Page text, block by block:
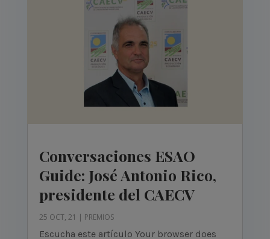
Conversaciones ESAO
Guide: José Antonio Rico,
presidente del CAECV
25 OCT, 21 | PREMIOS
Escucha este artículo Your browser does